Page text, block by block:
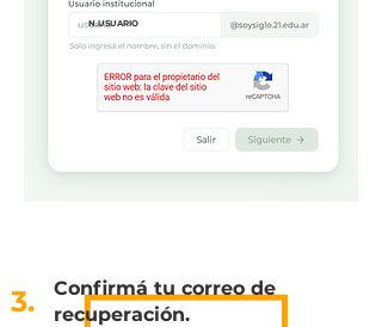
N.USUARIO
3.
Confirmá tu correo de
recuperación.